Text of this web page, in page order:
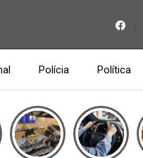
Polícia Política